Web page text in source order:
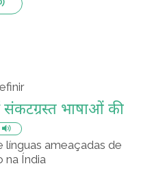
संकटग्रस्त भाषाओं की
línguas ameaçadas de
na Índia